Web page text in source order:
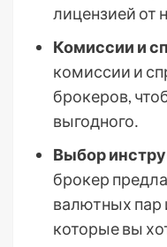
лицензией от
Комиссии и
комиссии и
брокеров,
выгодного․
Выбор
брокер
валютных пар
которые вы